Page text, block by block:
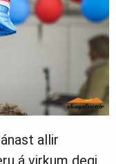
allir